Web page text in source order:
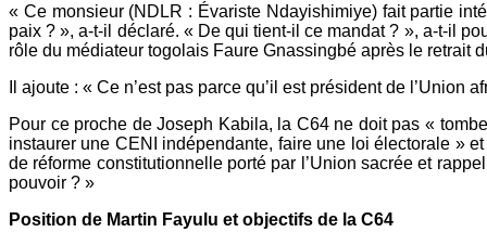
« Ce monsieur (NDLR : Évariste Ndayishimiye) fait partie
paix ? », a-t-il déclaré. « De qui tient-il ce mandat ? », a-t-il
rôle du médiateur togolais Faure Gnassingbé après le retrait
Il ajoute : « Ce n’est pas parce qu’il est président de l’Union
Pour ce proche de Joseph Kabila, la C64 ne doit pas «
instaurer une CENI indépendante, faire une loi électorale »
de réforme constitutionnelle porté par l’Union sacrée et
pouvoir ? »
Position de Martin Fayulu et objectifs de la C64